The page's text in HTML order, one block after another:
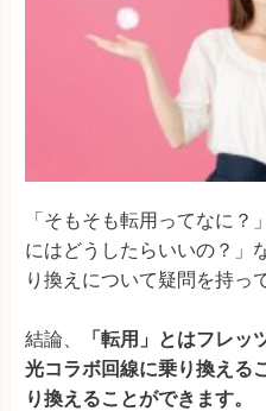
「そもそも転用ってなに？
にはどうしたらいいの？」
り換えについて疑問を持っ
結論、
「転用」とはフレッ
光コラボ回線に乗り換える
り換えることができます。